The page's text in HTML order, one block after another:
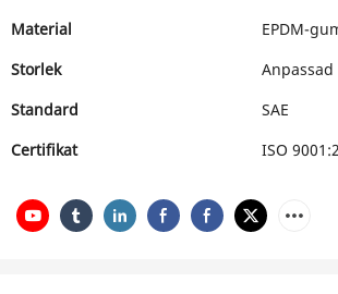
Material
EPDM-
Storlek
Anpassad
Standard
SAE
Certifikat
ISO